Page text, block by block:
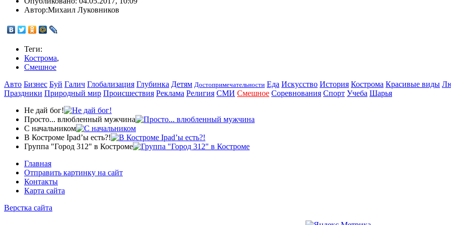
Автор:Михаил Луковников
Теги:
Кострома,
Смешное
Авто Бизнес Буй Галич Глобализация Глубинка Детям Достопримечательности Еда Искусство История Кострома Красивые виды
Праздники Природный мир Происшествия Реклама Религия СМИ Смешное Соревнования Спорт Учеба Шарья
Не дай бог!
Просто... влюбленный мужчина
С начальником
В Костроме Ipad’ы есть?!
Группа "Город 312" в Костроме
Главная
Отправить картинку на сайт
Контакты
Карта сайта
Верстка сайта